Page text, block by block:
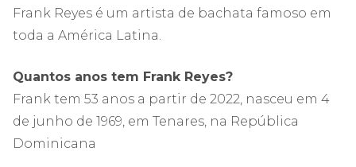
Frank Reyes é um artista de bachata famoso em
toda a América Latina.
Quantos anos tem Frank Reyes?
Frank tem 53 anos a partir de 2022, nasceu em 4
de junho de 1969, em Tenares, na República
Dominicana